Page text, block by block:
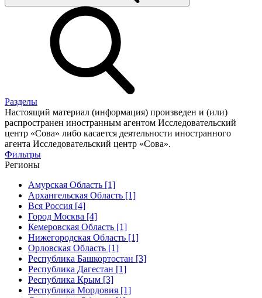
Разделы
Настоящий материал (информация) произведен и (или)
распространен иностранным агентом Исследовательский
центр «Сова» либо касается деятельности иностранного
агента Исследовательский центр «Сова».
Фильтры
Регионы
Амурская Область [1]
Архангельская Область [1]
Вся Россия [4]
Город Москва [4]
Кемеровская Область [1]
Нижегородская Область [1]
Орловская Область [1]
Республика Башкортостан [3]
Республика Дагестан [1]
Республика Крым [3]
Республика Мордовия [1]